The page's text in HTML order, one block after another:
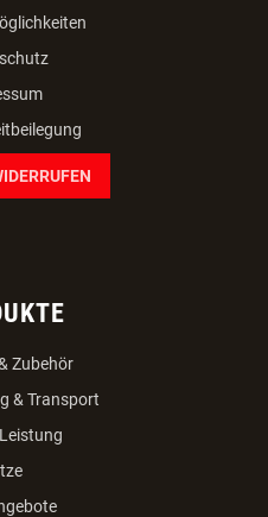
Zubehör
& Transport